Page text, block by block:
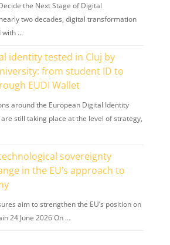
the Next Stage of Digital
two decades, digital transformation
with …
identity tested in Cluj by
from student ID to
EUDI Wallet
around the European Digital Identity
still taking place at the level of strategy,
sovereignty
in the EU’s approach to
aim to strengthen the EU’s position on
24 June 2026 On …